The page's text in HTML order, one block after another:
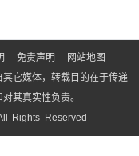
-免责声明 - 网站地图
它媒体，转载目的在于传递
其真实性负责。
Rights Reserved